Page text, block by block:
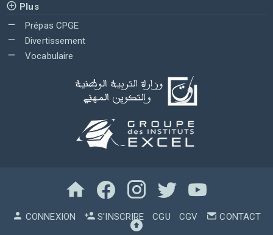
Plus
Prépas CPGE
Divertissement
Vocabulaire
CONNEXION S'INSCRIRE CGU CGV CONTACT